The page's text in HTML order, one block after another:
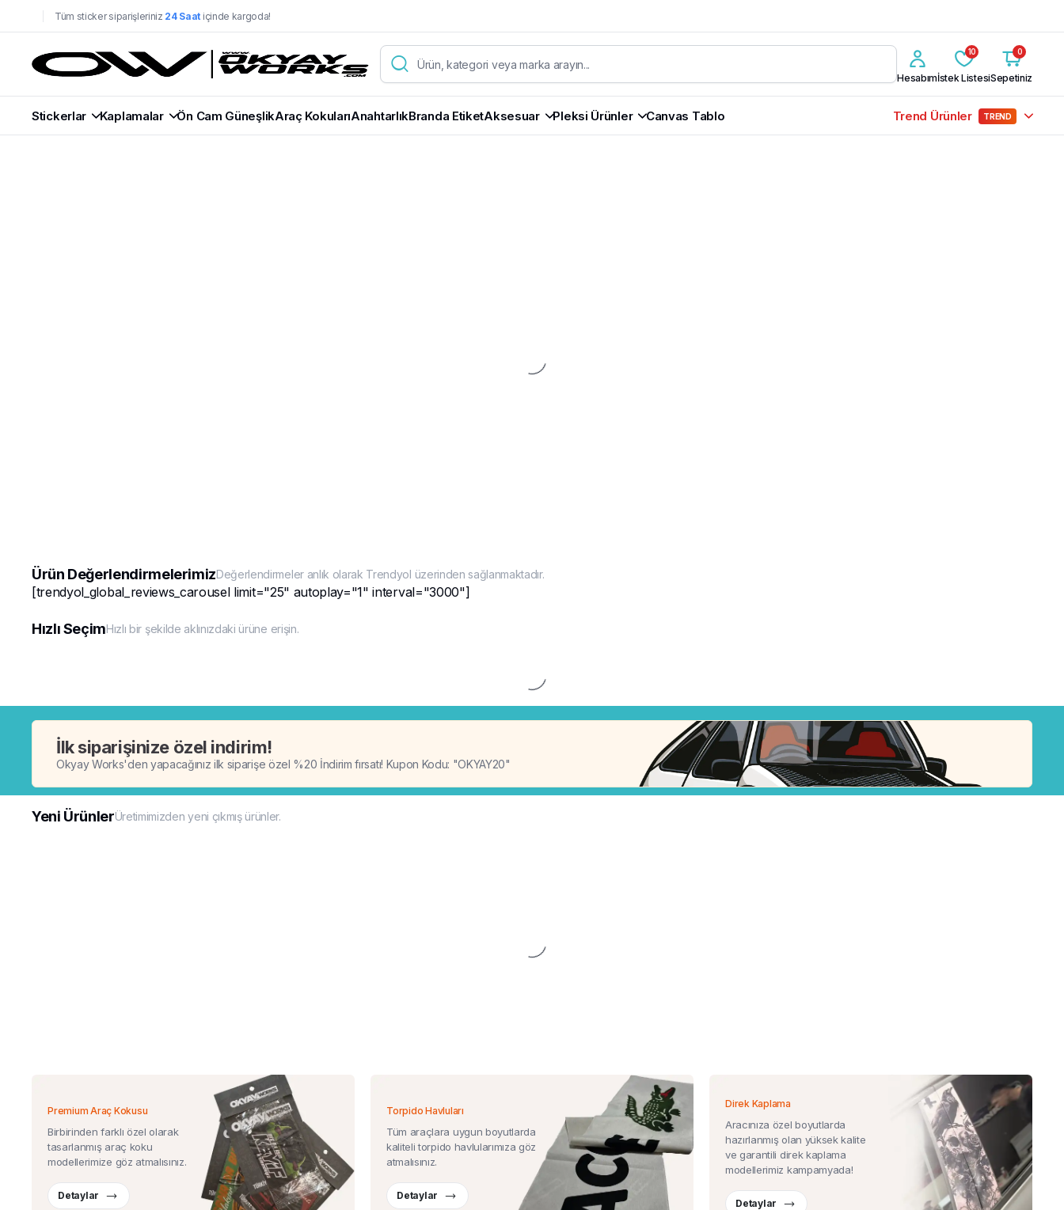
Tüm sticker siparişleriniz 24 Saat içinde kargoda!
Hesabım
10
İstek Listesi
0
Sepetiniz
Stickerlar Kaplamalar Ön Cam GüneşlikAraç KokularıAnahtarlıkBranda EtiketAksesuar Pleksi Ürünler Canvas Tablo Trend Ürünler TREND
Ürün DeğerlendirmelerimizDeğerlendirmeler anlık olarak Trendyol üzerinden sağlanmaktadır.
[trendyol_global_reviews_carousel limit="25" autoplay="1" interval="3000"]
Hızlı SeçimHızlı bir şekilde aklınızdaki ürüne erişin.
İlk siparişinize özel indirim!
Okyay Works'den yapacağınız ilk siparişe özel %20 İndirim fırsatı! Kupon Kodu: "OKYAY20"%20
Yeni ÜrünlerÜretimimizden yeni çıkmış ürünler.
Premium Araç Kokusu
Birbirinden farklı özel olarak
tasarlanmış araç koku
modellerimize göz atmalısınız.
Detaylar
Torpido Havluları
Tüm araçlara uygun boyutlarda
kaliteli torpido havlularımıza göz
atmalısınız.
Detaylar
Direk Kaplama
Aracınıza özel boyutlarda
hazırlanmış olan yüksek kalite
ve garantili direk kaplama
modellerimiz kampamyada!
Detaylar